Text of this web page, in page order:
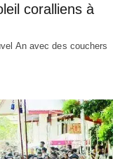
coralliens à
An avec des couchers